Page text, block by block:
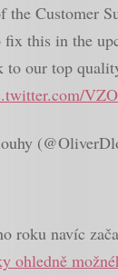
the Customer
this in the
our top
roku navíc
ohledně